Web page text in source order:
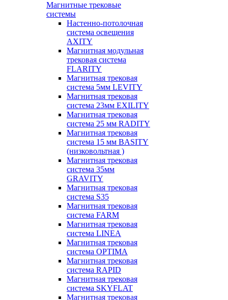
Магнитные трековые
системы
Настенно-потолочная
система освещения
AXITY
Магнитная модульная
трековая система
FLARITY
Магнитная трековая
система 5мм LEVITY
Магнитная трековая
система 23мм EXILITY
Магнитная трековая
система 25 мм RADITY
Магнитная трековая
система 15 мм BASITY
(низковольтная )
Магнитная трековая
система 35мм
GRAVITY
Магнитная трековая
система S35
Магнитная трековая
система FARM
Магнитная трековая
система LINEA
Магнитная трековая
система OPTIMA
Магнитная трековая
система RAPID
Магнитная трековая
система SKYFLAT
Магнитная трековая